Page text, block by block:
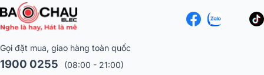
Gọi đặt mua, giao hàng toàn quốc
1900 0255
(08:00 - 21:00)